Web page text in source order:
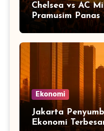
Chelsea vs AC
Pramusim Panas
Ekonomi
Jakarta
Ekonomi